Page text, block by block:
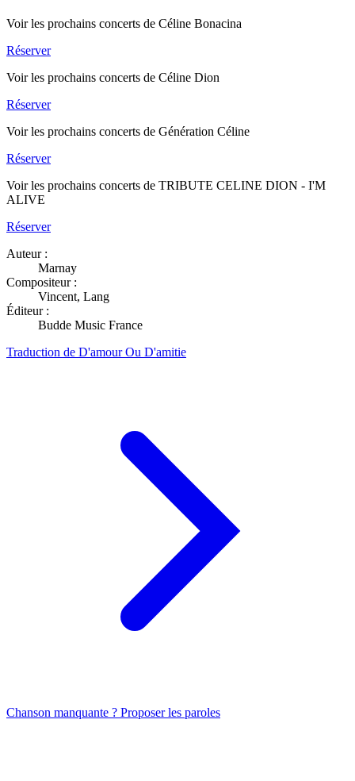
Voir les prochains concerts de Céline Bonacina
Réserver
Voir les prochains concerts de Céline Dion
Réserver
Voir les prochains concerts de Génération Céline
Réserver
Voir les prochains concerts de TRIBUTE CELINE DION - I'M
ALIVE
Réserver
Auteur :
Marnay
Compositeur :
Vincent, Lang
Éditeur :
Budde Music France
Traduction de D'amour Ou D'amitie
Chanson manquante ? Proposer les paroles